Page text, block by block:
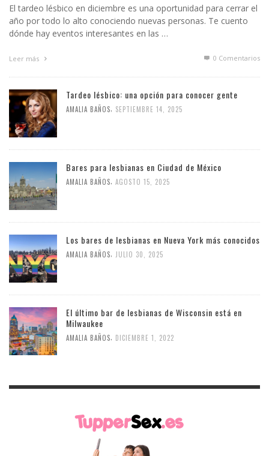
El tardeo lésbico en diciembre es una oportunidad para cerrar el
año por todo lo alto conociendo nuevas personas. Te cuento
dónde hay eventos interesantes en las …
Leer más 0 Comentarios
Tardeo lésbico: una opción para conocer gente
AMALIA BAÑOS SEPTIEMBRE 14, 2025
Bares para lesbianas en Ciudad de México
AMALIA BAÑOS AGOSTO 15, 2025
Los bares de lesbianas en Nueva York más conocidos
AMALIA BAÑOS JULIO 30, 2025
El último bar de lesbianas de Wisconsin está en
Milwaukee
AMALIA BAÑOS DICIEMBRE 1, 2022